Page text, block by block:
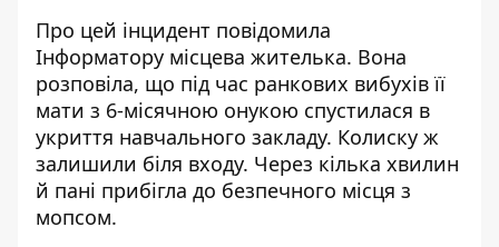
Про цей інцидент повідомила
Інформатору місцева жителька. Вона
розповіла, що під час ранкових вибухів її
мати з 6-місячною онукою спустилася в
укриття навчального закладу. Колиску ж
залишили біля входу. Через кілька хвилин
й пані прибігла до безпечного місця з
мопсом.